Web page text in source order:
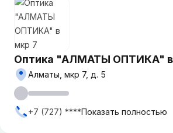
Оптика "АЛМАТЫ ОПТИКА" в
Алматы, мкр 7, д. 5
+7 (727) ****Показать полностью